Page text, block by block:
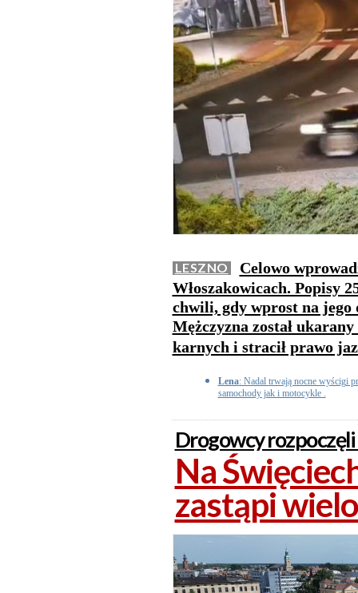
LESZNO
Celowo
Włoszakowicach. Popisy
chwili, gdy wprost na
Mężczyzna został
karnych i stracił prawo
Lena: Nadal trwają nocne wyścigi
samochody jak i motocykle .
Drogowcy
Na
zastąpi